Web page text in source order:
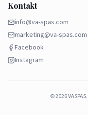
Kontakt
info@va-spas.com
marketing@va-spas.com
Facebook
Instagram
©2026VASPAS.